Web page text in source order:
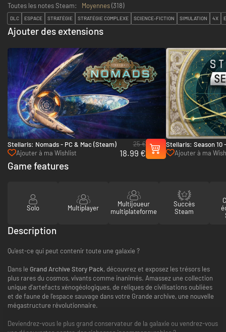
Toutes les notes Steam:
Moyennes(318)
DLC ESPACE STRATÉGIE STRATÉGIE COMPLEXE SCIENCE-FICTION SIMULATION 4X
Ajouter des extensions
Stellaris: Nomads - PC & Mac (Steam)
Ajouter à ma Wishlist
25 €
18.99 €
Stellaris: Season 10
(Steam)
Ajouter à ma
Game features
Solo Multiplayer
Multijoueur
multiplateforme
Succès
Steam
Description
Qu'est-ce qui peut contenir toute une galaxie ?
Dans le Grand Archive Story Pack, découvrez et exposez les trésors les
plus rares du cosmos, vivants comme inanimés. Amassez une collection
unique d'artefacts xénogéologiques, de reliques de civilisations oubliées
et de faune de l'espace sauvage dans votre Grande archive, une nouvelle
mégastructure révolutionnaire.
Deviendrez-vous le plus grand conservateur de la galaxie ou vendrez-vous